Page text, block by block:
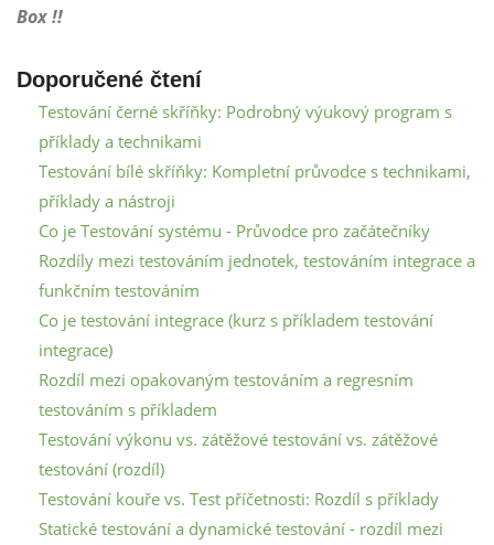
Box !!
Doporučené čtení
Testování černé skříňky: Podrobný výukový program s
příklady a technikami
Testování bílé skříňky: Kompletní průvodce s technikami,
příklady a nástroji
Co je Testování systému - Průvodce pro začátečníky
Rozdíly mezi testováním jednotek, testováním integrace a
funkčním testováním
Co je testování integrace (kurz s příkladem testování
integrace)
Rozdíl mezi opakovaným testováním a regresním
testováním s příkladem
Testování výkonu vs. zátěžové testování vs. zátěžové
testování (rozdíl)
Testování kouře vs. Test příčetnosti: Rozdíl s příklady
Statické testování a dynamické testování - rozdíl mezi